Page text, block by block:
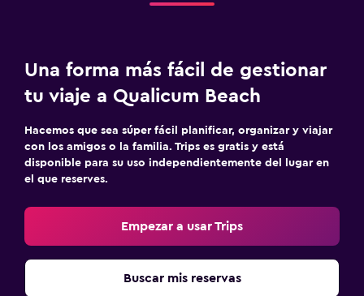
Una forma más fácil de gestionar
tu viaje a Qualicum Beach
Hacemos que sea súper fácil planificar, organizar y viajar
con los amigos o la familia. Trips es gratis y está
disponible para su uso independientemente del lugar en
el que reserves.
Empezar a usar Trips
Buscar mis reservas